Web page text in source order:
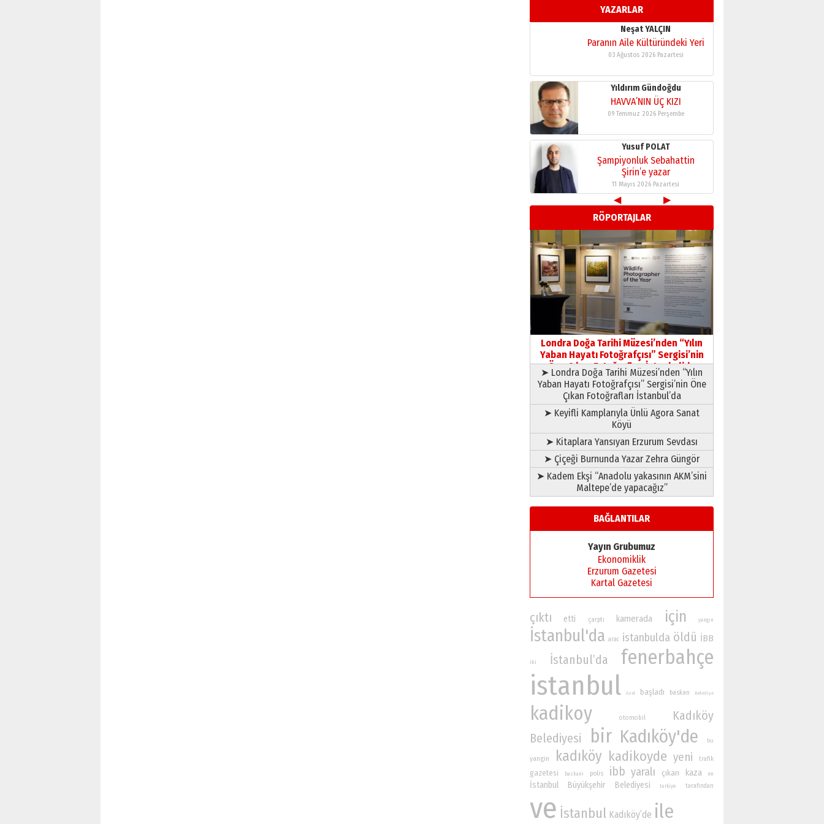
YAZARLAR
11 Mayıs 2026 Pazartesi
Neşat YALÇIN
Paranın Aile Kültüründeki Yeri
03 Ağustos 2026 Pazartesi
Yıldırım Gündoğdu
HAVVA’NIN ÜÇ KIZI
09 Temmuz 2026 Perşembe
Yusuf POLAT
Şampiyonluk Sebahattin
Şirin’e yazar
11 Mayıs 2026 Pazartesi
Neşat YALÇIN
Paranın Aile Kültüründeki Yeri
03 Ağustos 2026 Pazartesi
Yıldırım Gündoğdu
HAVVA’NIN ÜÇ KIZI
09 Temmuz 2026 Perşembe
Yusuf POLAT
Şampiyonluk Sebahattin
Şirin’e yazar
11 Mayıs 2026 Pazartesi
◀
▶
RÖPORTAJLAR
Londra Doğa Tarihi Müzesi’nden “Yılın
Yaban Hayatı Fotoğrafçısı” Sergisi’nin
Öne Çıkan Fotoğrafları İstanbul’da
➤ Londra Doğa Tarihi Müzesi’nden “Yılın
Yaban Hayatı Fotoğrafçısı” Sergisi’nin Öne
Çıkan Fotoğrafları İstanbul’da
➤ Keyifli Kamplarıyla Ünlü Agora Sanat
Köyü
➤ Kitaplara Yansıyan Erzurum Sevdası
➤ Çiçeği Burnunda Yazar Zehra Güngör
➤ Kadem Ekşi “Anadolu yakasının AKM’sini
Maltepe’de yapacağız”
BAĞLANTILAR
Yayın Grubumuz
Ekonomiklik
Erzurum Gazetesi
Kartal Gazetesi
çıktı etti çarptı kamerada için yangın
İstanbul'da arac istanbulda öldü İBB
iki İstanbul’da fenerbahçe
istanbul özel başladı baskan Belediye
kadikoy otomobil
Kadıköy
Belediyesi
bir Kadıköy'de bu
yangin kadıköy kadikoyde yeni trafik
gazetesi baskani polis ibb yaralı çıkan kaza en
İstanbul Büyükşehir Belediyesi turkiye tarafından
ve İstanbul Kadıköy’de ile